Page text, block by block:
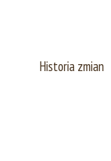
Historia zmian